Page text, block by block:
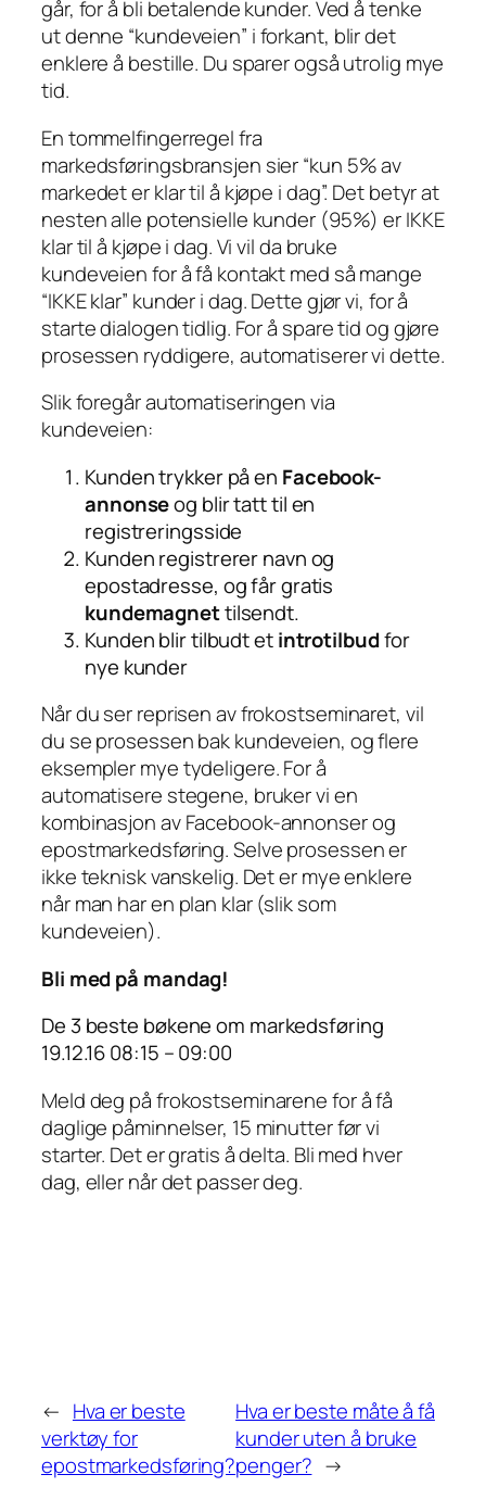
går, for å bli betalende kunder. Ved å tenke
ut denne “kundeveien” i forkant, blir det
enklere å bestille. Du sparer også utrolig mye
tid.
En tommelfingerregel fra
markedsføringsbransjen sier “kun 5% av
markedet er klar til å kjøpe i dag”. Det betyr at
nesten alle potensielle kunder (95%) er IKKE
klar til å kjøpe i dag. Vi vil da bruke
kundeveien for å få kontakt med så mange
“IKKE klar” kunder i dag. Dette gjør vi, for å
starte dialogen tidlig. For å spare tid og gjøre
prosessen ryddigere, automatiserer vi dette.
Slik foregår automatiseringen via
kundeveien:
Kunden trykker på en Facebook-
annonseog blir tatt til en
registreringsside
Kunden registrerer navn og
epostadresse, og får gratis
kundemagnettilsendt.
Kunden blir tilbudt etintrotilbudfor
nye kunder
Når du ser reprisen av frokostseminaret, vil
du se prosessen bak kundeveien, og flere
eksempler mye tydeligere. For å
automatisere stegene, bruker vi en
kombinasjon av Facebook-annonser og
epostmarkedsføring. Selve prosessen er
ikke teknisk vanskelig. Det er mye enklere
når man har en plan klar (slik som
kundeveien).
Bli med på mandag!
De 3 beste bøkene om markedsføring
19.12.16 08:15 – 09:00
Meld deg på frokostseminarene for å få
daglige påminnelser, 15 minutter før vi
starter. Det er gratis å delta. Bli med hver
dag, eller når det passer deg.
← Hva er beste
verktøy for
epostmarkedsføring?
Hva er beste måte å få
kunder uten å bruke
penger? →